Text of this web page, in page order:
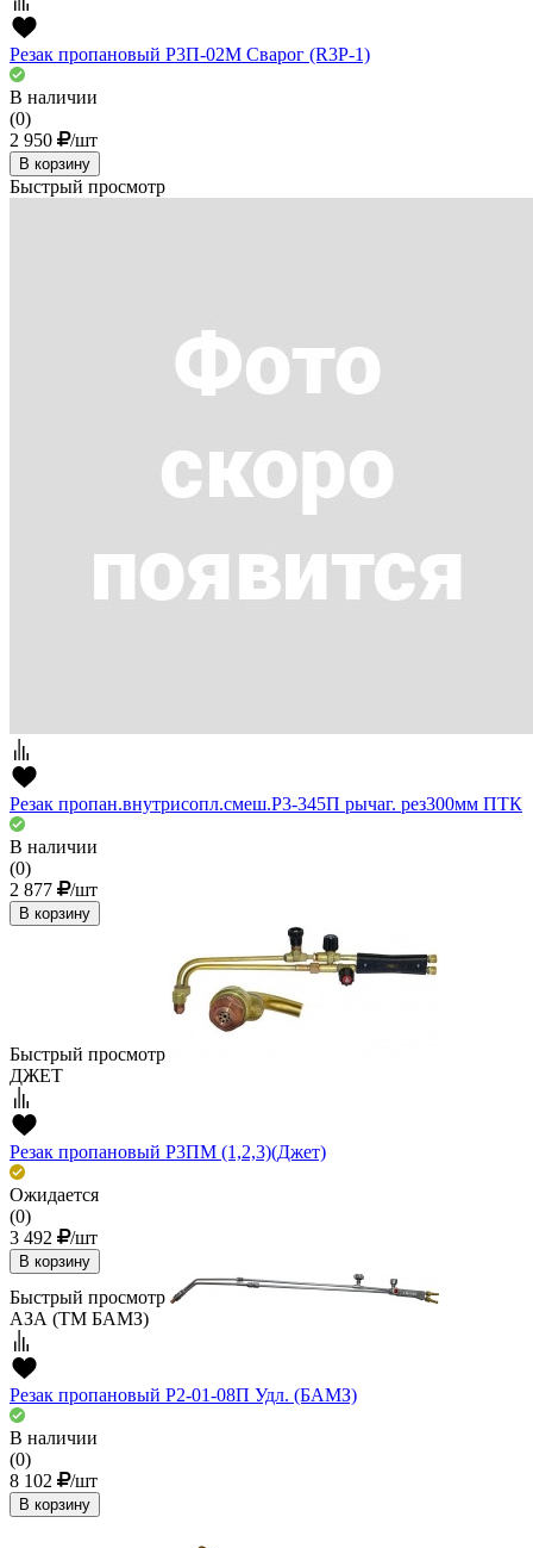
Резак пропановый Р3П-02М Сварог (R3P-1)
В наличии
(0)
2 950
/шт
В корзину
Быстрый просмотр
Резак пропан.внутрисопл.смеш.Р3-345П рычаг. рез300мм ПТК
В наличии
(0)
2 877
/шт
В корзину
Быстрый просмотр
ДЖЕТ
Резак пропановый Р3ПМ (1,2,3)(Джет)
Ожидается
(0)
3 492
/шт
В корзину
Быстрый просмотр
АЗА (ТМ БАМЗ)
Резак пропановый Р2-01-08П Удл. (БАМЗ)
В наличии
(0)
8 102
/шт
В корзину